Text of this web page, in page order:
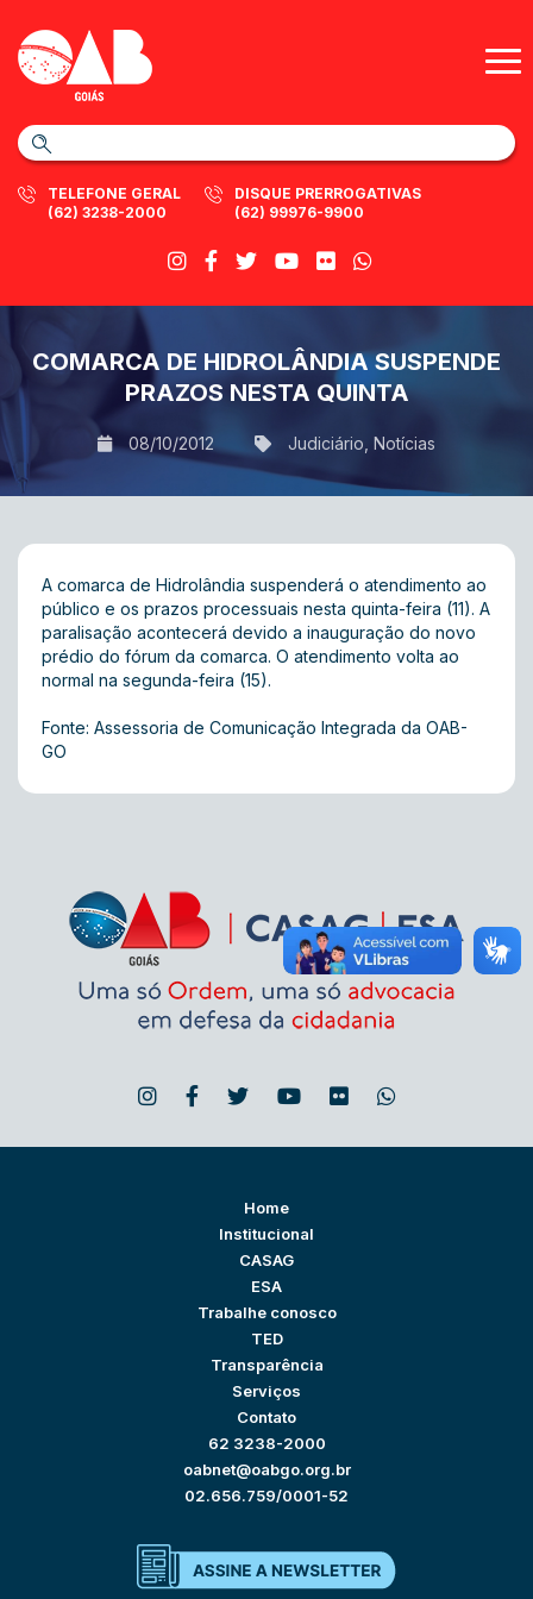
TELEFONE GERAL
(62) 3238-2000
DISQUE PRERROGATIVAS
(62) 99976-9900
COMARCA DE HIDROLÂNDIA SUSPENDE
PRAZOS NESTA QUINTA
08/10/2012 Judiciário Notícias
A comarca de Hidrolândia suspenderá o atendimento ao
público e os prazos processuais nesta quinta-feira (11). A
paralisação acontecerá devido a inauguração do novo
prédio do fórum da comarca. O atendimento volta ao
normal na segunda-feira (15).
Fonte: Assessoria de Comunicação Integrada da OAB-
GO
Home
Institucional
CASAG
ESA
Trabalhe conosco
TED
Transparência
Serviços
Contato
62 3238-2000
oabnet@oabgo.org.br
02.656.759/0001-52